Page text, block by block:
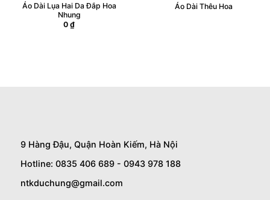
Áo Dài Lụa Hai Da Đắp Hoa
Nhung
0 ₫
Áo Dài Thêu Hoa
9 Hàng Đậu, Quận Hoàn Kiếm, Hà Nội
Hotline: 0835 406 689 - 0943 978 188
ntkduchung@gmail.com